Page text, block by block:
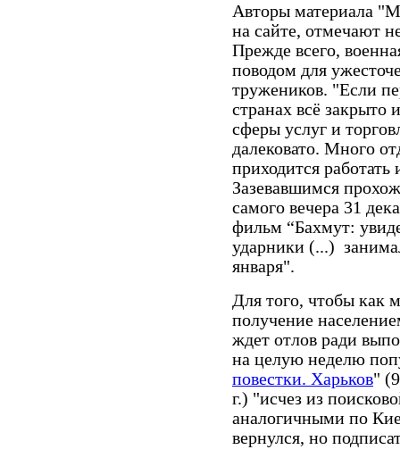
Авторы материала
на сайте, отмечают
Прежде всего,
поводом для
тружеников. "Если
странах всё закрыто
сферы услуг и
далековато. Много
приходится
Зазевавшимся
самого вечера 31
фильм “Бахмут:
ударники (...)
января".
Для того, чтобы как
получение
ждет отлов ради
на целую неделю
повестки. Харьков"
г.) "исчез из
аналогичными по
вернулся, но